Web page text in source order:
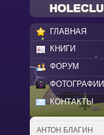
ГЛАВНАЯ
КНИГИ
ФОРУМ
ФОТОГРАФИИ
КОНТАКТЫ
АНТОН БЛАГИН